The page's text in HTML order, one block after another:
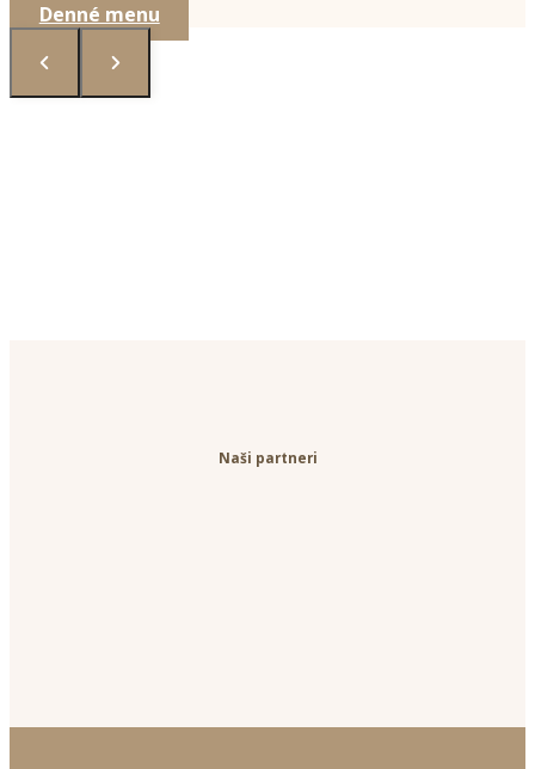
Denné menu
Naši partneri